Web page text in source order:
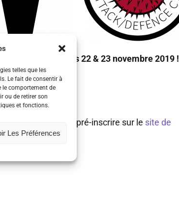
telles que les
Le fait de consentir à
le comportement de
ou de retirer son
et fonctions.
Les Préférences
se déroulera les 22 & 23 novembre 2019 !
et de se pré-inscrire sur le site de